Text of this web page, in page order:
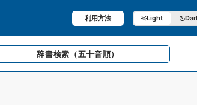
利用方法 Light
辞書検索 （五十音順）